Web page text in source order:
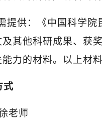
提供：《中国科学
其他科研成果、获
力的材料。以上材
式
老师